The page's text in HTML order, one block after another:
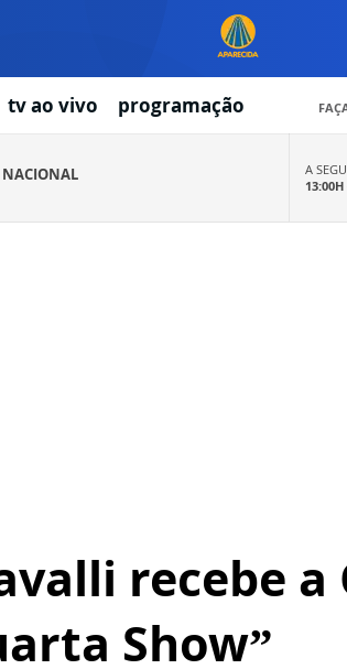
tv ao vivo programação
NACIONAL
A
13:00H
recebe
Show”